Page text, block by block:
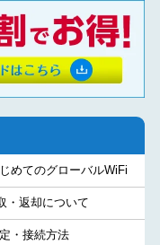
めてのグローバルWiFi
・返却について
・接続方法